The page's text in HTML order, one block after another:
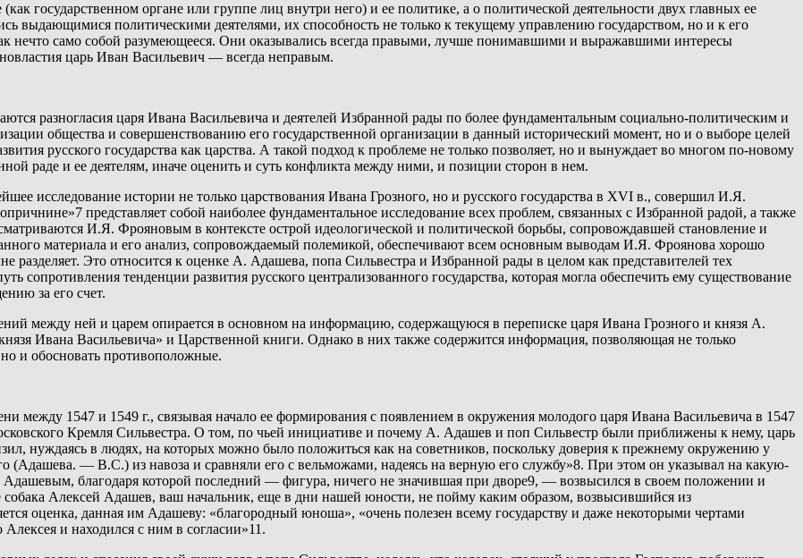
государственном органе или группе лиц внутри него) и ее политике, а о политической деятельности двух главных ее
выдающимися политическими деятелями, их способность не только к текущему управлению государством, но и к его
нечто само собой разумеющееся. Они оказывались всегда правыми, лучше понимавшими и выражавшими интересы
царь Иван Васильевич — всегда неправым.
разногласия царя Ивана Васильевича и деятелей Избранной рады по более фундаментальным социально-политическим и
общества и совершенствованию его государственной организации в данный исторический момент, но и о выборе целей
русского государства как царства. А такой подход к проблеме не только позволяет, но и вынуждает во многом по-новому
раде и ее деятелям, иначе оценить и суть конфликта между ними, и позиции сторон в нем.
исследование истории не только царствования Ивана Грозного, но и русского государства в XVI в., совершил И.Я.
представляет собой наиболее фундаментальное исследование всех проблем, связанных с Избранной радой, а также
И.Я. Фрояновым в контексте острой идеологической и политической борьбы, сопровождавшей становление и
материала и его анализ, сопровождаемый полемикой, обеспечивают всем основным выводам И.Я. Фроянова хорошо
разделяет. Это относится к оценке А. Адашева, попа Сильвестра и Избранной рады в целом как представителей тех
сопротивления тенденции развития русского централизованного государства, которая могла обеспечить ему существование
за его счет.
между ней и царем опирается в основном на информацию, содержащуюся в переписке царя Ивана Грозного и князя А.
Ивана Васильевича» и Царственной книги. Однако в них также содержится информация, позволяющая не только
и обосновать противоположные.
между 1547 и 1549 г., связывая начало ее формирования с появлением в окружения молодого царя Ивана Васильевича в 1547
Кремля Сильвестра. О том, по чьей инициативе и почему А. Адашев и поп Сильвестр были приближены к нему, царь
нуждаясь в людях, на которых можно было положиться как на советников, поскольку доверия к прежнему окружению у
— В.С.) из навоза и сравняли его с вельможами, надеясь на верную его службу»8. При этом он указывал на какую-
благодаря которой последний — фигура, ничего не значившая при дворе9, — возвысился в своем положении и
собака Алексей Адашев, ваш начальник, еще в дни нашей юности, не пойму каким образом, возвысившийся из
оценка, данная им Адашеву: «благородный юноша», «очень полезен всему государству и даже некоторыми чертами
и находился с ним в согласии»11.